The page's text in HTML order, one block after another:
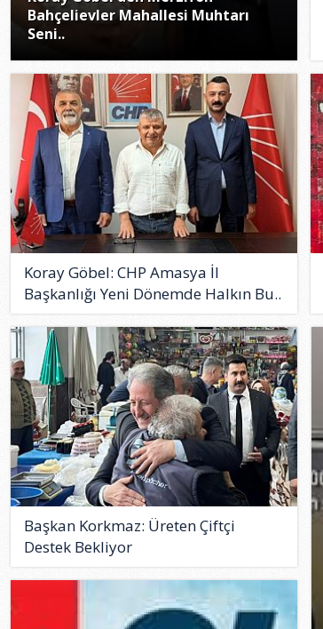
Bahçelievler Mahallesi Muhtarı
Seni..
Koray Göbel: CHP Amasya İl
Başkanlığı Yeni Dönemde Halkın Bu..
Başkan Korkmaz: Üreten Çiftçi
Destek Bekliyor